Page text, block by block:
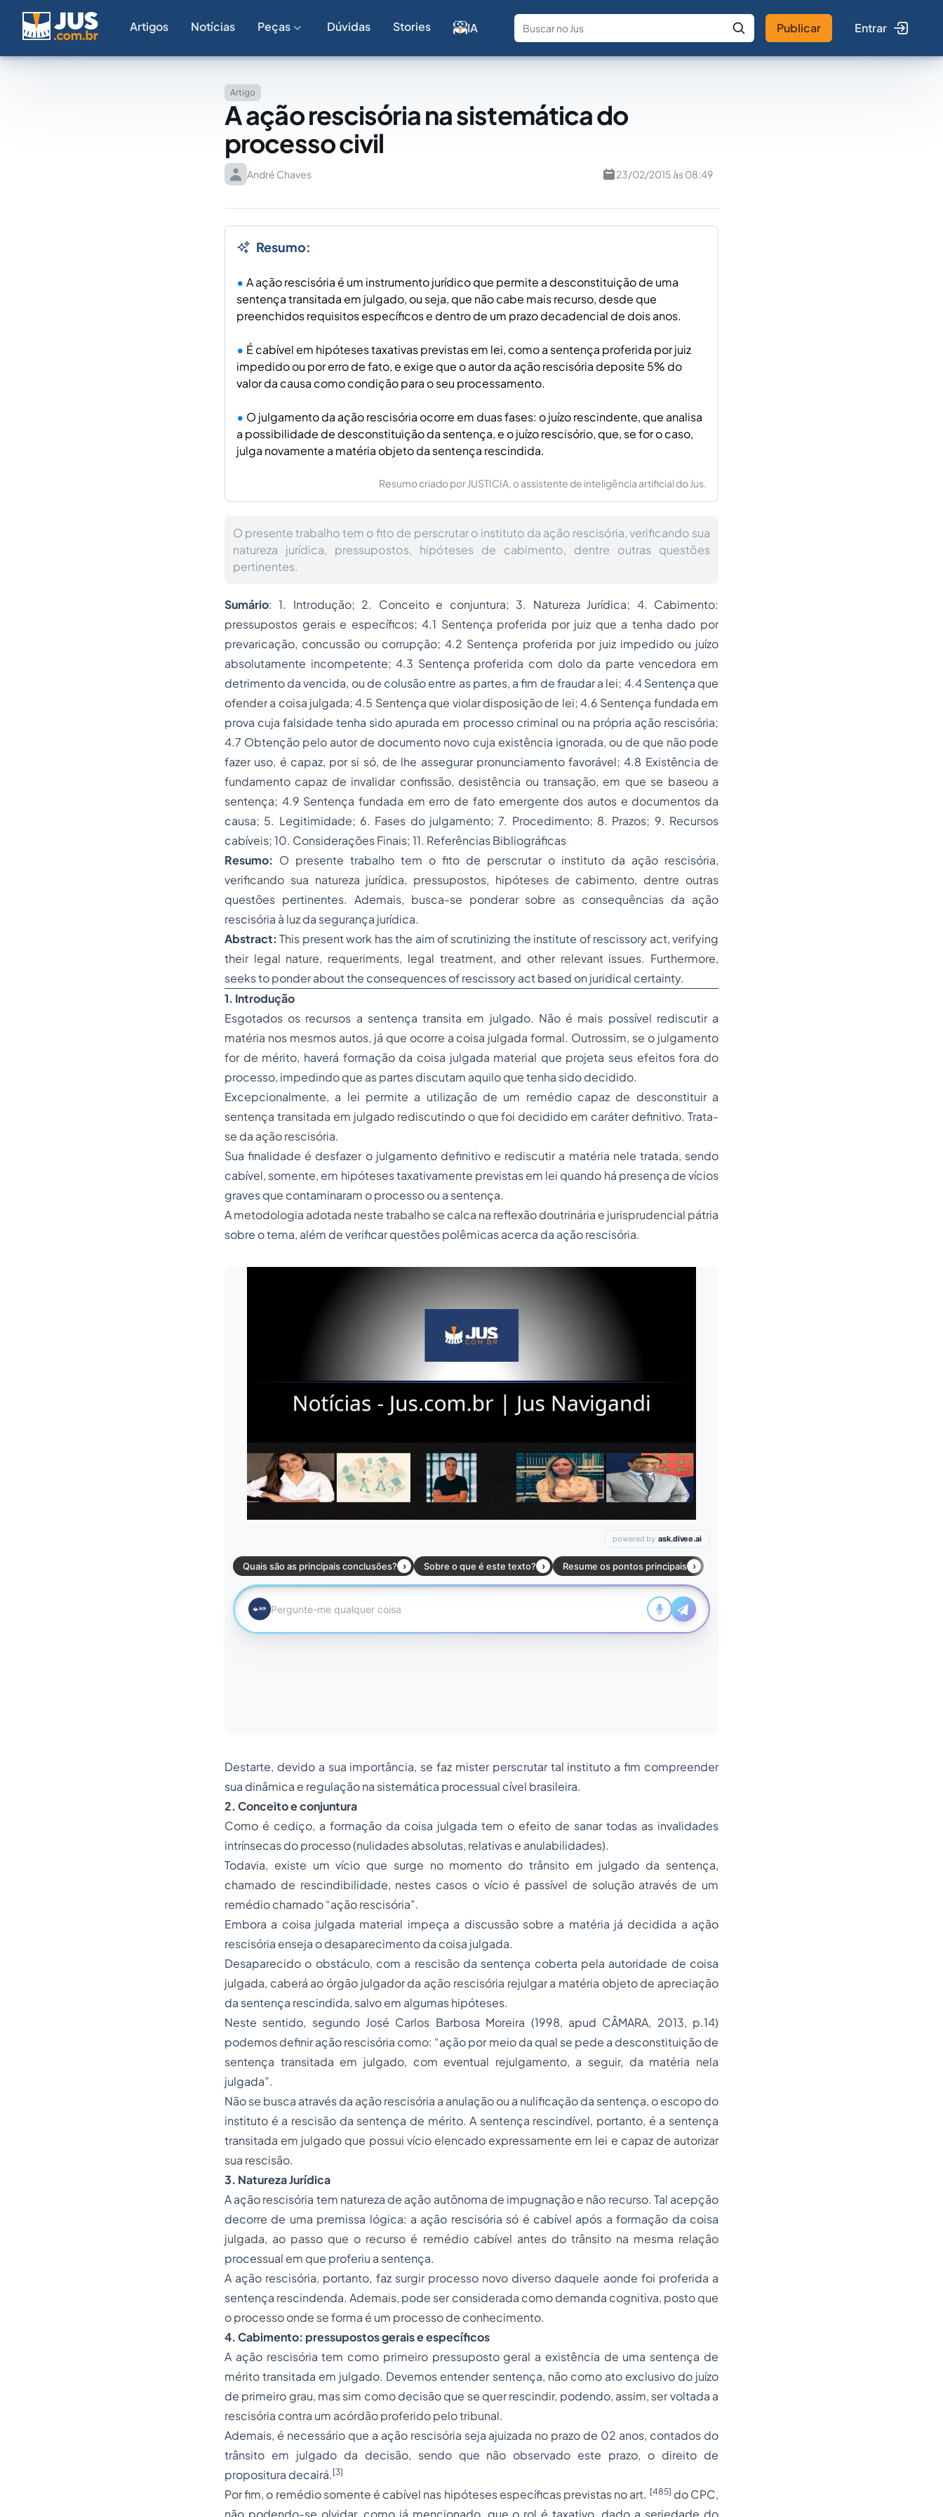
Artigos Notícias Peças Dúvidas Stories IA
Fale com a IA Buscar no Jus
Publicar Entrar
Artigo
A ação rescisória na sistemática do
processo civil
André Chaves 23/02/2015 às 08:49
Resumo:
A ação rescisória é um instrumento jurídico que permite a desconstituição de uma
sentença transitada em julgado, ou seja, que não cabe mais recurso, desde que
preenchidos requisitos específicos e dentro de um prazo decadencial de dois anos.
É cabível em hipóteses taxativas previstas em lei, como a sentença proferida por juiz
impedido ou por erro de fato, e exige que o autor da ação rescisória deposite 5% do
valor da causa como condição para o seu processamento.
O julgamento da ação rescisória ocorre em duas fases: o juízo rescindente, que analisa
a possibilidade de desconstituição da sentença, e o juízo rescisório, que, se for o caso,
julga novamente a matéria objeto da sentença rescindida.
Resumo criado por JUSTICIA, o assistente de inteligência artificial do Jus.
O presente trabalho tem o fito de perscrutar o instituto da ação rescisória, verificando sua
natureza jurídica, pressupostos, hipóteses de cabimento, dentre outras questões
pertinentes.
Sumário: 1. Introdução; 2. Conceito e conjuntura; 3. Natureza Jurídica; 4. Cabimento:
pressupostos gerais e específicos; 4.1 Sentença proferida por juiz que a tenha dado por
prevaricação, concussão ou corrupção; 4.2 Sentença proferida por juiz impedido ou juízo
absolutamente incompetente; 4.3 Sentença proferida com dolo da parte vencedora em
detrimento da vencida, ou de colusão entre as partes, a fim de fraudar a lei; 4.4Sentença que
ofender a coisa julgada; 4.5 Sentença que violar disposição de lei;4.6 Sentença fundada em
prova cuja falsidade tenha sido apurada em processocriminal ou na própria ação rescisória;
4.7 Obtenção pelo autor de documento novo cuja existência ignorada, ou de que não pode
fazer uso, é capaz, por si só, de lhe assegurar pronunciamento favorável; 4.8 Existência de
fundamento capaz de invalidar confissão, desistência ou transação, em que se baseou a
sentença; 4.9 Sentença fundada em erro de fato emergente dos autos e documentos da
causa; 5. Legitimidade; 6. Fases do julgamento; 7. Procedimento; 8. Prazos; 9. Recursos
cabíveis; 10. Considerações Finais; 11. Referências Bibliográficas
Resumo: O presente trabalho tem o fito de perscrutar o instituto da ação rescisória,
verificando sua natureza jurídica, pressupostos, hipóteses de cabimento, dentre outras
questões pertinentes. Ademais, busca-se ponderar sobre as consequências da ação
rescisória à luz da segurança jurídica.
Abstract:This present work has the aim of scrutinizing the institute of rescissory act, verifying
their legal nature, requeriments, legal treatment, and other relevant issues. Furthermore,
seeks to ponder about the consequences of rescissory act based on juridical certainty.
1. Introdução
Esgotados os recursos a sentença transita em julgado. Não é mais possível rediscutir a
matéria nos mesmos autos, já que ocorre a coisa julgada formal. Outrossim, se o julgamento
for de mérito, haverá formação da coisa julgada material que projeta seus efeitos fora do
processo, impedindo que as partes discutam aquilo que tenha sido decidido.
Excepcionalmente, a lei permite a utilização de um remédio capaz de desconstituir a
sentença transitada em julgado rediscutindo o que foi decidido em caráter definitivo. Trata-
se da ação rescisória.
Sua finalidade é desfazer o julgamento definitivo e rediscutir a matéria nele tratada, sendo
cabível, somente, em hipóteses taxativamente previstas em lei quando há presença de vícios
graves que contaminaram o processo ou a sentença.
A metodologia adotada neste trabalho se calca na reflexão doutrinária e jurisprudencial pátria
sobre o tema, além de verificar questões polêmicas acerca da ação rescisória.
Destarte, devido a sua importância, se faz mister perscrutar tal instituto a fim compreender
sua dinâmica e regulação na sistemática processual cível brasileira.
2. Conceito e conjuntura
Como é cediço, a formação da coisa julgada tem o efeito de sanar todas as invalidades
intrínsecas do processo (nulidades absolutas, relativas e anulabilidades).
Todavia, existe um vício que surge no momento do trânsito em julgado da sentença,
chamado de rescindibilidade, nestes casos o vício é passível de solução através de um
remédio chamado “ação rescisória”.
Embora a coisa julgada material impeça a discussão sobre a matéria já decidida a ação
rescisória enseja o desaparecimento da coisa julgada.
Desaparecido o obstáculo, com a rescisão da sentença coberta pela autoridade de coisa
julgada, caberá ao órgão julgador da ação rescisória rejulgar a matéria objeto de apreciação
da sentença rescindida, salvo em algumas hipóteses.
Neste sentido, segundo José Carlos Barbosa Moreira (1998, apud CÂMARA, 2013, p.14)
podemos definir ação rescisória como: “ação por meio da qual se pede a desconstituição de
sentença transitada em julgado, com eventual rejulgamento, a seguir, da matéria nela
julgada”.
Não se busca através da ação rescisória a anulação ou a nulificação da sentença, o escopo do
instituto é a rescisão da sentença de mérito. A sentença rescindível, portanto, é a sentença
transitada em julgado que possui vício elencado expressamente em lei e capaz de autorizar
sua rescisão.
3. Natureza Jurídica
A ação rescisória tem natureza de ação autônoma de impugnação e não recurso. Tal acepção
decorre de uma premissa lógica: a ação rescisória só é cabível após a formação da coisa
julgada, ao passo que o recurso é remédio cabível antes do trânsito na mesma relação
processual em que proferiu a sentença.
A ação rescisória, portanto, faz surgir processo novo diverso daquele aonde foi proferida a
sentença rescindenda. Ademais, pode ser considerada como demanda cognitiva, posto que
o processo onde se forma é um processo de conhecimento.
4. Cabimento: pressupostos gerais e específicos
A ação rescisória tem como primeiro pressuposto geral a existência de uma sentença de
mérito transitada em julgado. Devemos entender sentença, não como ato exclusivo do juízo
de primeiro grau, mas sim como decisão que se quer rescindir, podendo, assim, ser voltada a
rescisória contra um acórdão proferido pelo tribunal.
Ademais, é necessário que a ação rescisória seja ajuizada no prazo de 02 anos, contados do
trânsito em julgado da decisão, sendo que não observado este prazo, o direito de
propositura decairá. [3]
Por fim, o remédio somente é cabível nas hipóteses específicas previstas no art. [485] doCPC,
não podendo-se olvidar, como já mencionado, que o rol é taxativo, dado a seriedade do